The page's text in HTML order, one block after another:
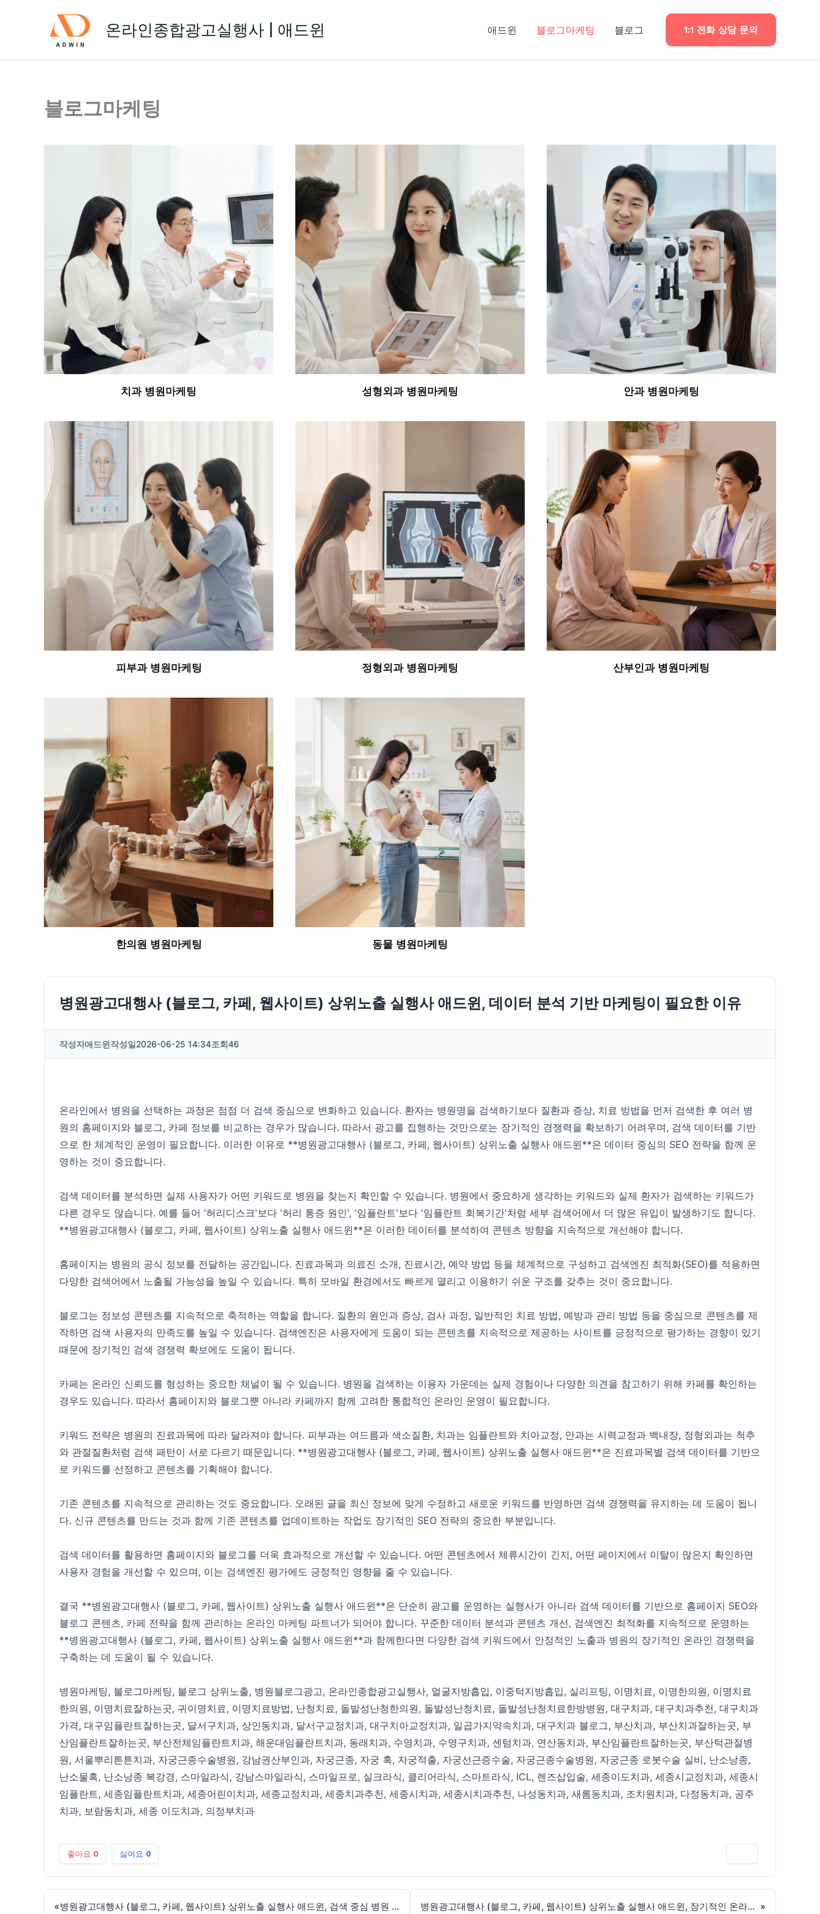
온라인종합광고실행사 | 애드윈 애드윈 블로그마케팅 블로그 1:1 전화 상담 문의
블로그마케팅
치과 병원마케팅 성형외과 병원마케팅 안과 병원마케팅
피부과 병원마케팅 정형외과 병원마케팅 산부인과 병원마케팅
한의원 병원마케팅 동물 병원마케팅
병원광고대행사 (블로그, 카페, 웹사이트) 상위노출 실행사 애드윈, 데이터 분석 기반 마케팅이 필요한 이유
작성자애드윈작성일2026-06-25 14:34조회46
온라인에서 병원을 선택하는 과정은 점점 더 검색 중심으로 변화하고 있습니다. 환자는 병원명을 검색하기보다 질환과 증상, 치료 방법을 먼저 검색한 후 여러 병
원의 홈페이지와 블로그, 카페 정보를 비교하는 경우가 많습니다. 따라서 광고를 집행하는 것만으로는 장기적인 경쟁력을 확보하기 어려우며, 검색 데이터를 기반
으로 한 체계적인 운영이 필요합니다. 이러한 이유로 **병원광고대행사 (블로그, 카페, 웹사이트) 상위노출 실행사 애드윈**은 데이터 중심의 SEO 전략을 함께 운
영하는 것이 중요합니다.
검색 데이터를 분석하면 실제 사용자가 어떤 키워드로 병원을 찾는지 확인할 수 있습니다. 병원에서 중요하게 생각하는 키워드와 실제 환자가 검색하는 키워드가
다른 경우도 많습니다. 예를 들어 '허리디스크'보다 '허리 통증 원인', '임플란트'보다 '임플란트 회복기간'처럼 세부 검색어에서 더 많은 유입이 발생하기도 합니다.
**병원광고대행사 (블로그, 카페, 웹사이트) 상위노출 실행사 애드윈**은 이러한 데이터를 분석하여 콘텐츠 방향을 지속적으로 개선해야 합니다.
홈페이지는 병원의 공식 정보를 전달하는 공간입니다. 진료과목과 의료진 소개, 진료시간, 예약 방법 등을 체계적으로 구성하고 검색엔진 최적화(SEO)를 적용하면
다양한 검색어에서 노출될 가능성을 높일 수 있습니다. 특히 모바일 환경에서도 빠르게 열리고 이용하기 쉬운 구조를 갖추는 것이 중요합니다.
블로그는 정보성 콘텐츠를 지속적으로 축적하는 역할을 합니다. 질환의 원인과 증상, 검사 과정, 일반적인 치료 방법, 예방과 관리 방법 등을 중심으로 콘텐츠를 제
작하면 검색 사용자의 만족도를 높일 수 있습니다. 검색엔진은 사용자에게 도움이 되는 콘텐츠를 지속적으로 제공하는 사이트를 긍정적으로 평가하는 경향이 있기
때문에 장기적인 검색 경쟁력 확보에도 도움이 됩니다.
카페는 온라인 신뢰도를 형성하는 중요한 채널이 될 수 있습니다. 병원을 검색하는 이용자 가운데는 실제 경험이나 다양한 의견을 참고하기 위해 카페를 확인하는
경우도 있습니다. 따라서 홈페이지와 블로그뿐 아니라 카페까지 함께 고려한 통합적인 온라인 운영이 필요합니다.
키워드 전략은 병원의 진료과목에 따라 달라져야 합니다. 피부과는 여드름과 색소질환, 치과는 임플란트와 치아교정, 안과는 시력교정과 백내장, 정형외과는 척추
와 관절질환처럼 검색 패턴이 서로 다르기 때문입니다. **병원광고대행사 (블로그, 카페, 웹사이트) 상위노출 실행사 애드윈**은 진료과목별 검색 데이터를 기반으
로 키워드를 선정하고 콘텐츠를 기획해야 합니다.
기존 콘텐츠를 지속적으로 관리하는 것도 중요합니다. 오래된 글을 최신 정보에 맞게 수정하고 새로운 키워드를 반영하면 검색 경쟁력을 유지하는 데 도움이 됩니
다. 신규 콘텐츠를 만드는 것과 함께 기존 콘텐츠를 업데이트하는 작업도 장기적인 SEO 전략의 중요한 부분입니다.
검색 데이터를 활용하면 홈페이지와 블로그를 더욱 효과적으로 개선할 수 있습니다. 어떤 콘텐츠에서 체류시간이 긴지, 어떤 페이지에서 이탈이 많은지 확인하면
사용자 경험을 개선할 수 있으며, 이는 검색엔진 평가에도 긍정적인 영향을 줄 수 있습니다.
결국 **병원광고대행사 (블로그, 카페, 웹사이트) 상위노출 실행사 애드윈**은 단순히 광고를 운영하는 실행사가 아니라 검색 데이터를 기반으로 홈페이지 SEO와
블로그 콘텐츠, 카페 전략을 함께 관리하는 온라인 마케팅 파트너가 되어야 합니다. 꾸준한 데이터 분석과 콘텐츠 개선, 검색엔진 최적화를 지속적으로 운영하는
**병원광고대행사 (블로그, 카페, 웹사이트) 상위노출 실행사 애드윈**과 함께한다면 다양한 검색 키워드에서 안정적인 노출과 병원의 장기적인 온라인 경쟁력을
구축하는 데 도움이 될 수 있습니다.
병원마케팅, 블로그마케팅, 블로그 상위노출, 병원블로그광고, 온라인종합광고실행사, 얼굴지방흡입, 이중턱지방흡입, 실리프팅, 이명치료, 이명한의원, 이명치료
한의원, 이명치료잘하는곳, 귀이명치료, 이명치료방법, 난청치료, 돌발성난청한의원, 돌발성난청치료, 돌발성난청치료한방병원, 대구치과, 대구치과추천, 대구치과
가격, 대구임플란트잘하는곳, 달서구치과, 상인동치과, 달서구교정치과, 대구치아교정치과, 일곱가지약속치과, 대구치과 블로그, 부산치과, 부산치과잘하는곳, 부
산임플란트잘하는곳, 부산전체임플란트치과, 해운대임플란트치과, 동래치과, 수영치과, 수영구치과, 센텀치과, 연산동치과, 부산임플란트잘하는곳, 부산턱관절병
원, 서울뿌리튼튼치과, 자궁근종수술병원, 강남권산부인과, 자궁근종, 자궁 혹, 자궁적출, 자궁선근증수술, 자궁근종수술병원, 자궁근종 로봇수술 실비, 난소낭종,
난소물혹, 난소낭종 복강경, 스마일라식, 강남스마일라식, 스마일프로, 실크라식, 클리어라식, 스마트라식, ICL, 렌즈삽입술, 세종이도치과, 세종시교정치과, 세종시
임플란트, 세종임플란트치과, 세종어린이치과, 세종교정치과, 세종치과추천, 세종시치과, 세종시치과추천, 나성동치과, 새롬동치과, 조치원치과, 다정동치과, 공주
치과, 보람동치과, 세종 이도치과, 의정부치과
좋아요 0 싫어요 0
« 병원광고대행사 (블로그, 카페, 웹사이트) 상위노출 실행사 애드윈, 검색 중심 병원 광고 전략의 핵심 병원광고대행사 (블로그, 카페, 웹사이트) 상위노출 실행사 애드윈, 장기적인 온라인 경쟁력을 만드는 방법 »